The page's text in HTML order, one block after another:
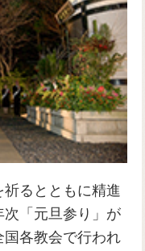
るとともに精進
「元旦参り」が
国各教会で行われ